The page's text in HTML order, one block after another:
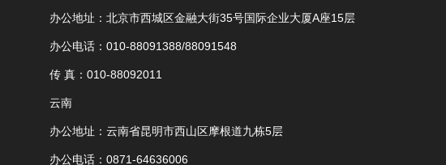
办公地址：北京市西城区金融大街35号国际企业大厦A座15层
办公电话：010-88091388/88091548
传 真：010-88092011
云南
办公地址：云南省昆明市西山区摩根道九栋5层
办公电话：0871-64636006